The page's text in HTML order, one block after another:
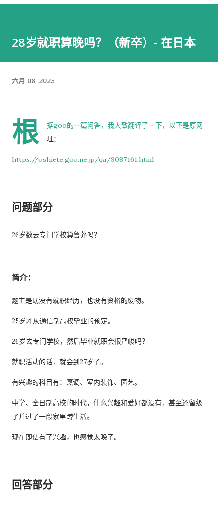
工作人员确认后，很快帮我打开了大门。 进入办公室 进入办公室
时间的商务寒暄。 返还入札仕様書 原本我以为，把入札仕様書交
返还手续才算正式完成。 也就是说，仅仅把资料交回去是不够
的。 这一点如果第一次办理，很容易忽略。 领取新的入札仕様書
时，又提醒了我另一件事情。 其实， 資格証明書我之前已经提交
就一直有效，而是每次领取新的入札仕様書时，都需要再次出
领取了新的入札仕様書。 不过，对方也明确说明： 今后每一次领
前，我最担心的是： 门口电话应该怎么说？ 敬语会不会说错？
经历之后才发现，这些担心其实没...
28岁就职算晚吗？（新卒）- 在日本
六月 08, 2023
根
据goo的一篇问答，我大致翻译了一下，以下是原网
址：
https://oshiete.goo.ne.jp/qa/9087461.html
问题部分
26岁数去专门学校算鲁莽吗？
简介：
题主是既没有就职经历，也没有资格的废物。
25岁才从通信制高校毕业的预定。
26岁去专门学校，然后毕业就职会很严峻吗？
就职活动的话，就会到27岁了。
有兴趣的科目有：烹调、室内装饰、园艺。
中学、全日制高校的时代，什么兴趣和爱好都没有，甚至还留级
了并过了一段家里蹲生活。
现在即使有了兴趣，也感觉太晚了。
回答部分